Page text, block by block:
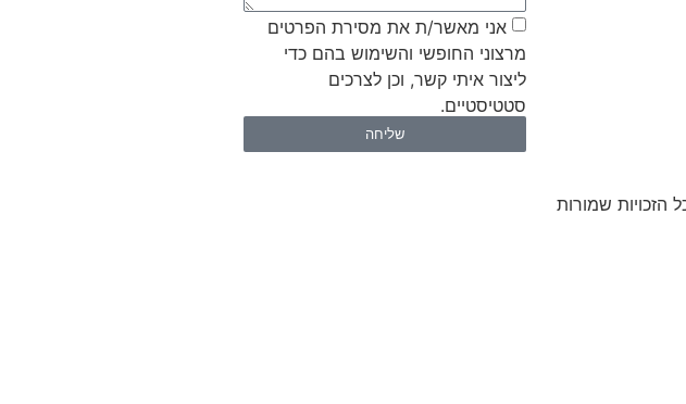
אני מאשר/ת את מסירת הפרטים
מרצוני החופשי והשימוש בהם כדי
ליצור איתי קשר, וכן לצרכים
סטטיסטיים.
שליחה